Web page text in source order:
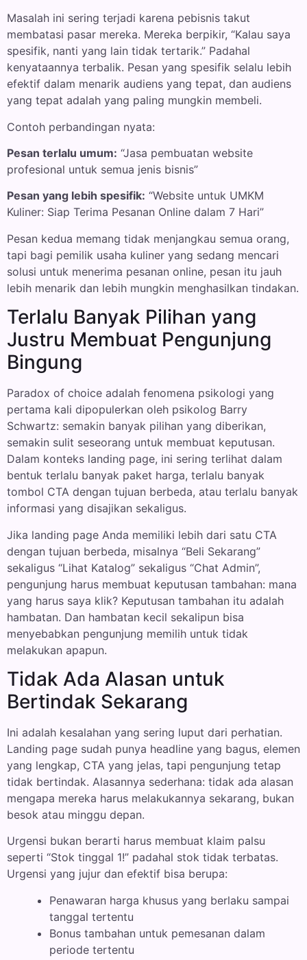
Masalah ini sering terjadi karena pebisnis takut
membatasi pasar mereka. Mereka berpikir, “Kalau saya
spesifik, nanti yang lain tidak tertarik.” Padahal
kenyataannya terbalik. Pesan yang spesifik selalu lebih
efektif dalam menarik audiens yang tepat, dan audiens
yang tepat adalah yang paling mungkin membeli.
Contoh perbandingan nyata:
Pesan terlalu umum: “Jasa pembuatan website
profesional untuk semua jenis bisnis”
Pesan yang lebih spesifik: “Website untuk UMKM
Kuliner: Siap Terima Pesanan Online dalam 7 Hari”
Pesan kedua memang tidak menjangkau semua orang,
tapi bagi pemilik usaha kuliner yang sedang mencari
solusi untuk menerima pesanan online, pesan itu jauh
lebih menarik dan lebih mungkin menghasilkan tindakan.
Terlalu Banyak Pilihan yang
Justru Membuat Pengunjung
Bingung
Paradox of choice adalah fenomena psikologi yang
pertama kali dipopulerkan oleh psikolog Barry
Schwartz: semakin banyak pilihan yang diberikan,
semakin sulit seseorang untuk membuat keputusan.
Dalam konteks landing page, ini sering terlihat dalam
bentuk terlalu banyak paket harga, terlalu banyak
tombol CTA dengan tujuan berbeda, atau terlalu banyak
informasi yang disajikan sekaligus.
Jika landing page Anda memiliki lebih dari satu CTA
dengan tujuan berbeda, misalnya “Beli Sekarang”
sekaligus “Lihat Katalog” sekaligus “Chat Admin”,
pengunjung harus membuat keputusan tambahan: mana
yang harus saya klik? Keputusan tambahan itu adalah
hambatan. Dan hambatan kecil sekalipun bisa
menyebabkan pengunjung memilih untuk tidak
melakukan apapun.
Tidak Ada Alasan untuk
Bertindak Sekarang
Ini adalah kesalahan yang sering luput dari perhatian.
Landing page sudah punya headline yang bagus, elemen
yang lengkap, CTA yang jelas, tapi pengunjung tetap
tidak bertindak. Alasannya sederhana: tidak ada alasan
mengapa mereka harus melakukannya sekarang, bukan
besok atau minggu depan.
Urgensi bukan berarti harus membuat klaim palsu
seperti “Stok tinggal 1!” padahal stok tidak terbatas.
Urgensi yang jujur dan efektif bisa berupa:
Penawaran harga khusus yang berlaku sampai
tanggal tertentu
Bonus tambahan untuk pemesanan dalam
periode tertentu